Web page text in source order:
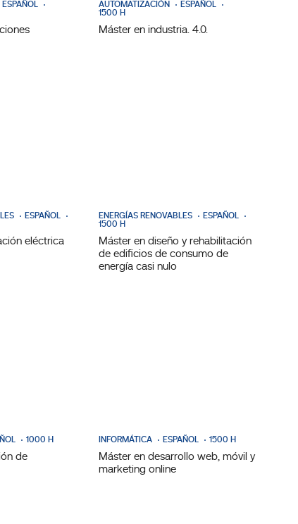
ESPAÑOL
AUTOMATIZACIÓN
ESPAÑOL
1500 H
Máster en industria. 4.0.
ESPAÑOL
eléctrica
ENERGÍAS RENOVABLES
ESPAÑOL
1500 H
Máster en diseño y rehabilitación
de edificios de consumo de
energía casi nulo
1000 H
de
INFORMÁTICA ESPAÑOL 1500 H
Máster en desarrollo web, móvil y
marketing online